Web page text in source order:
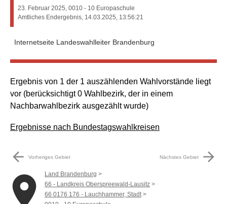
23. Februar 2025, 0010 - 10 Europaschule
Amtliches Endergebnis, 14.03.2025, 13:56:21
Internetseite Landeswahlleiter Brandenburg
Ergebnis von 1 der 1 auszählenden Wahlvorstände liegt
vor (berücksichtigt 0 Wahlbezirk, der in einem
Nachbarwahlbezirk ausgezählt wurde)
Ergebnisse nach Bundestagswahlkreisen
arrow_back Vorheriges Gebiet Nächstes Gebiet arrow_forward
place
Land Brandenburg
66 - Landkreis Oberspreewald-Lausitz
66 0176 176 - Lauchhammer, Stadt